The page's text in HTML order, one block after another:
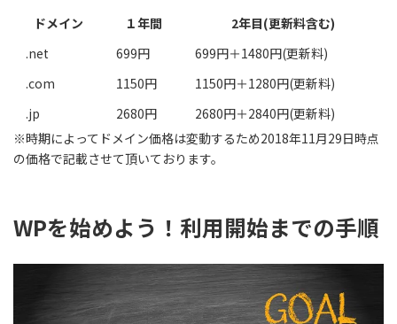
ドメイン １年間
2年目(更新料含む)
.net
699円
699円＋1480円(更新料)
.com
1150円
1150円＋1280円(更新料)
.jp
2680円
2680円＋2840円(更新料)
※時期によってドメイン価格は変動するため2018年11月29日時点
の価格で記載させて頂いております。
WPを始めよう！利用開始までの手順